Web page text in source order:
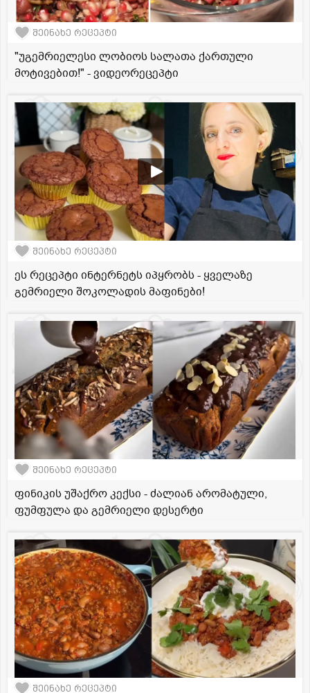
შეინახე რეცეპტი
"უგემრიელესი ლობიოს სალათა ქართული
მოტივებით!" - ვიდეორეცეპტი
შეინახე რეცეპტი
ეს რეცეპტი ინტერნეტს იპყრობს - ყველაზე
გემრიელი შოკოლადის მაფინები!
შეინახე რეცეპტი
ფინიკის უშაქრო კექსი - ძალიან არომატული,
ფუმფულა და გემრიელი დესერტი
შეინახე რეცეპტი